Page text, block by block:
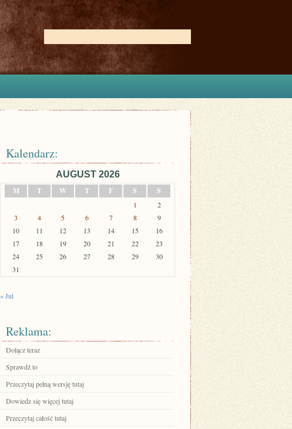
Kalendarz:
AUGUST 2026
M
T W T F S S
1
2
3
4 5 6 7 8
9
10
11 12 13 14 15
16
17
18 19 20 21 22
23
24
25 26 27 28 29
30
31
« Jul
Reklama:
Dołącz teraz
Sprawdź to
Przeczytaj pełną wersję tutaj
Dowiedz się więcej tutaj
Przeczytaj całość tutaj